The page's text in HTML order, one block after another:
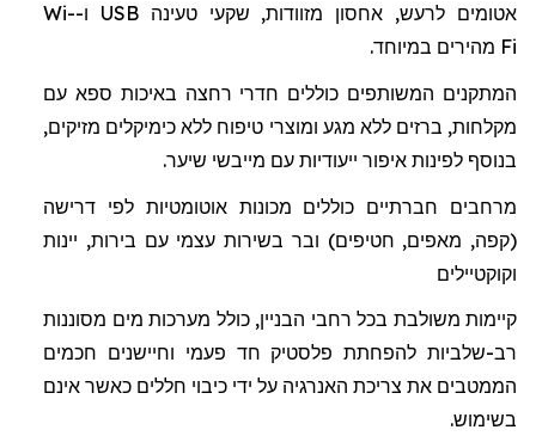
אטומים לרעש, אחסון מזוודות, שקעי טעינהUSB ו-Wi-
Fi מהירים במיוחד.
המתקנים המשותפים כוללים חדרי רחצה באיכות ספא עם
מקלחות, ברזים ללא מגע ומוצרי טיפוח ללא כימיקלים מזיקים,
בנוסף לפינות איפור ייעודיות עם מייבשי שיער.
מרחבים חברתיים כוללים מכונות אוטומטיות לפי דרישה
(קפה, מאפים, חטיפים) ובר בשירות עצמי עם בירות, יינות
וקוקטיילים
קיימות משולבת בכל רחבי הבניין, כולל מערכות מים מסוננות
רב-שלביות להפחתת פלסטיק חד פעמי וחיישנים חכמים
הממטבים את צריכת האנרגיה על ידי כיבוי חללים כאשר אינם
בשימוש.